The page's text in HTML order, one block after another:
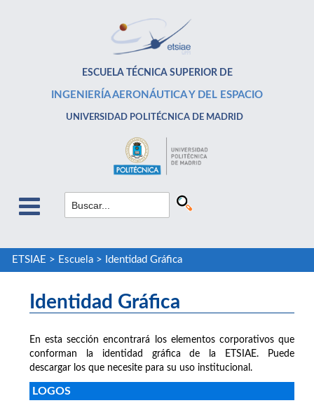
ESCUELA TÉCNICA SUPERIOR DE
INGENIERÍA AERONÁUTICA Y DEL ESPACIO
UNIVERSIDAD POLITÉCNICA DE MADRID
ETSIAE > Escuela> Identidad Gráfica
Identidad Gráfica
En esta sección encontrará los elementos corporativos que
conforman la identidad gráfica de la ETSIAE. Puede
descargar los que necesite para su uso institucional.
LOGOS